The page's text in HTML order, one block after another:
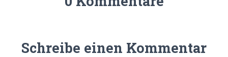
Schreibe einen Kommentar